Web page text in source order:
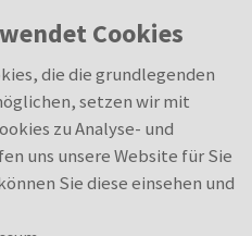
Merkliste
Merkliste
0
(m/w/d) Cookies
die die grundlegenden
setzen wir mit
zu Analyse- und
uns unsere Website für Sie
Sie diese einsehen und